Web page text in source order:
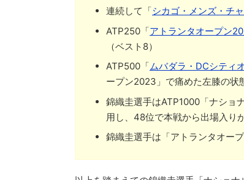
連続して「シカゴ・メンズ・チ
ATP250「アトランタオープン
（ベスト8）
ATP500「ムバダラ・DCシティ
ープン2023」で痛めた左膝の状
錦織圭選手はATP1000「ナショ
用し、48位で本戦から出場入り
錦織圭選手は「アトランタオー